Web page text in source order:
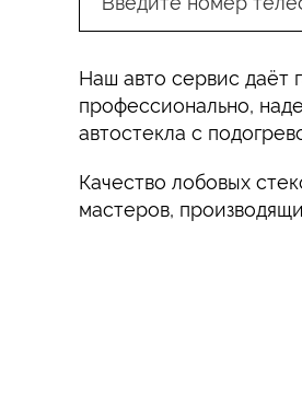
Наш авто сервис даёт
профессионально,
автостекла с
Качество лобовых
мастеров,